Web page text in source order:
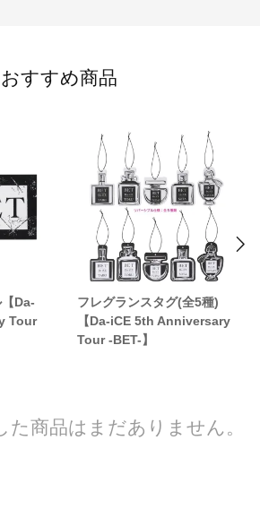
おすすめ商品
Da-
Tour
フレグランスタグ(全5種)
【Da-iCE 5th Anniversary
Tour -BET-】
た商品はまだありません。